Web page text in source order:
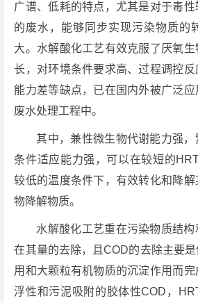
广谱、低耗的特点，尤其是对于毒
的废水，能够同步实现污染物质的
大。水解酸化工艺有效克服了厌氧生
长，对环境条件要求高、过程调控
能力差等缺点，已在国内外被广泛
废水处理工程中。
其中，兼性微生物代谢能力强
条件适应能力强，可以在较短的
较低的温度条件下，有效转化和降
物降解物质。
水解酸化工艺重在污染物质结
在其量的去除，且COD的去除主要
用和大颗粒有机物质的沉淀作用而
浮性和污泥吸附的胶体性COD，